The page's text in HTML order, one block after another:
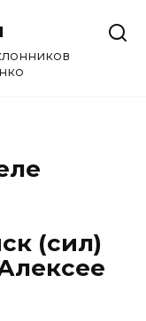
(сил)